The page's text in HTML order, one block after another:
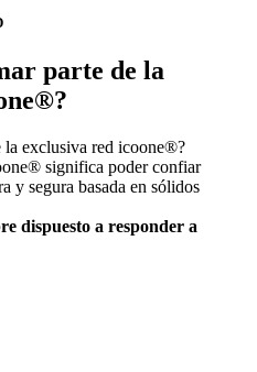
parte de la
la exclusiva red icoone®?
significa poder confiar
y segura basada en sólidos
dispuesto a responder a